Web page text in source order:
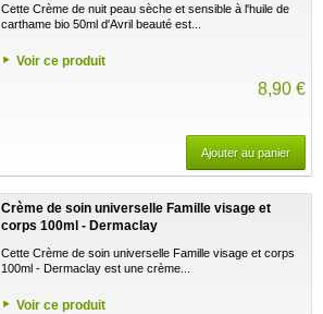
Cette Crème de nuit peau sèche et sensible à l'huile de
carthame bio 50ml d'Avril beauté est...
Voir ce produit
8,90 €
Ajouter au panier
Crème de soin universelle Famille visage et
corps 100ml - Dermaclay
Cette Crème de soin universelle Famille visage et corps
100ml - Dermaclay est une crème...
Voir ce produit